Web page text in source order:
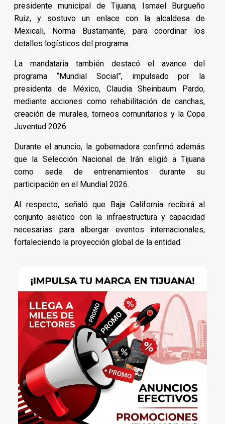
presidente municipal de Tijuana, Ismael Burgueño
Ruiz, y sostuvo un enlace con la alcaldesa de
Mexicali, Norma Bustamante, para coordinar los
detalles logísticos del programa.
La mandataria también destacó el avance del
programa “Mundial Social”, impulsado por la
presidenta de México, Claudia Sheinbaum Pardo,
mediante acciones como rehabilitación de canchas,
creación de murales, torneos comunitarios y la Copa
Juventud 2026.
Durante el anuncio, la gobernadora confirmó además
que la Selección Nacional de Irán eligió a Tijuana
como sede de entrenamientos durante su
participación en el Mundial 2026.
Al respecto, señaló que Baja California recibirá al
conjunto asiático con la infraestructura y capacidad
necesarias para albergar eventos internacionales,
fortaleciendo la proyección global de la entidad.